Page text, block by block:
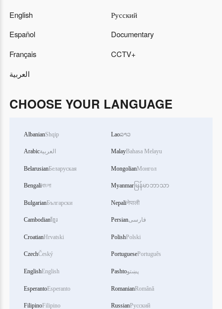
English
Español
Français
العربية
Русский
Documentary
CCTV+
CHOOSE YOUR LANGUAGE
AlbanianShqip
Arabicالعربية
BelarusianБеларуская
Bengaliবাংলা
BulgarianБългарски
Cambodianខ្មែរ
CroatianHrvatski
CzechČeský
EnglishEnglish
EsperantoEsperanto
FilipinoFilipino
Laoລາວ
MalayBahasa Melayu
MongolianМонгол
Myanmar မြန်မာဘာသာ
Nepaliनेपाली
Persianفارسی
PolishPolski
PortuguesePortuguês
Pashtoپښتو
RomanianRomână
RussianРусский